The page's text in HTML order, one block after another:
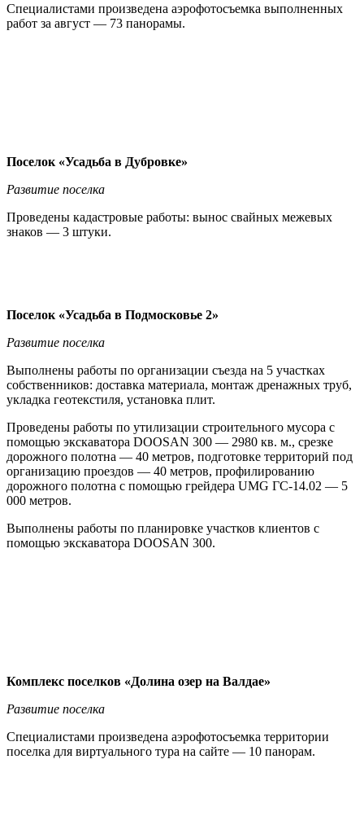
Специалистами произведена аэрофотосъемка выполненных
работ за август — 73 панорамы.
Поселок «Усадьба в Дубровке»
Развитие поселка
Проведены кадастровые работы: вынос свайных межевых
знаков — 3 штуки.
Поселок «Усадьба в Подмосковье 2»
Развитие поселка
Выполнены работы по организации съезда на 5 участках
собственников: доставка материала, монтаж дренажных труб,
укладка геотекстиля, установка плит.
Проведены работы по утилизации строительного мусора с
помощью экскаватора DOOSAN 300 — 2980 кв. м., срезке
дорожного полотна — 40 метров, подготовке территорий под
организацию проездов — 40 метров, профилированию
дорожного полотна с помощью грейдера UMG ГС-14.02 — 5
000 метров.
Выполнены работы по планировке участков клиентов с
помощью экскаватора DOOSAN 300.
Комплекс поселков «Долина озер на Валдае»
Развитие поселка
Специалистами произведена аэрофотосъемка территории
поселка для виртуального тура на сайте — 10 панорам.